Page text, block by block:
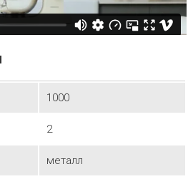
1000
2
металл